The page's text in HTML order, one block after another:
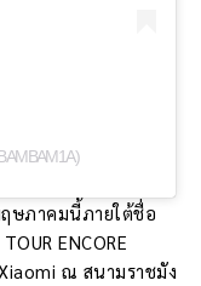
ษภาคมนี้ภายใต้ชื่อ
ENCORE
ณ สนามราชมัง